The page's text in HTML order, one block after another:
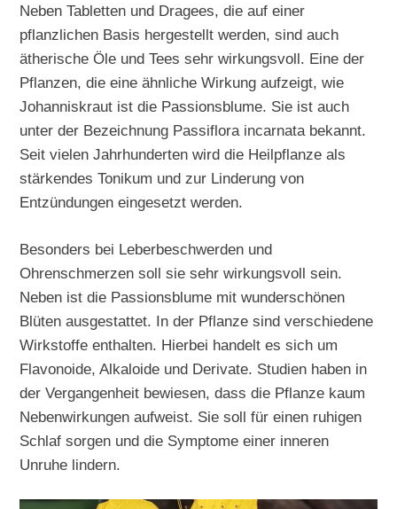
Neben Tabletten und Dragees, die auf einer
pflanzlichen Basis hergestellt werden, sind auch
ätherische Öle und Tees sehr wirkungsvoll. Eine der
Pflanzen, die eine ähnliche Wirkung aufzeigt, wie
Johanniskraut ist die Passionsblume. Sie ist auch
unter der Bezeichnung Passiflora incarnata bekannt.
Seit vielen Jahrhunderten wird die Heilpflanze als
stärkendes Tonikum und zur Linderung von
Entzündungen eingesetzt werden.
Besonders bei Leberbeschwerden und
Ohrenschmerzen soll sie sehr wirkungsvoll sein.
Neben ist die Passionsblume mit wunderschönen
Blüten ausgestattet. In der Pflanze sind verschiedene
Wirkstoffe enthalten. Hierbei handelt es sich um
Flavonoide, Alkaloide und Derivate. Studien haben in
der Vergangenheit bewiesen, dass die Pflanze kaum
Nebenwirkungen aufweist. Sie soll für einen ruhigen
Schlaf sorgen und die Symptome einer inneren
Unruhe lindern.